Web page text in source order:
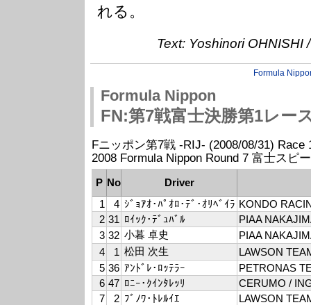
れる。
Text: Yoshinori OHNISHI
Formula
Formula Nippon
FN:第7戦富士決勝第1レー
Fニッポン第7戦 -RIJ- (2008/08/31) Race
2008 Formula Nippon Round 7 富士スピ
P No
Driver
1
4 ｼﾞｮｱｵ･ﾊﾟｵﾛ･ﾃﾞ･ｵﾘﾍﾞｲﾗ KONDO
2 31 ﾛｲｯｸ･ﾃﾞｭﾊﾞﾙ
PIAA
3 32 小暮 卓史
PIAA
4
1 松田 次生
LAWSON
5 36 ｱﾝﾄﾞﾚ･ﾛｯﾃﾗｰ
PETRONAS
6 47 ﾛﾆｰ･ｸｲﾝﾀﾚｯﾘ
CERUMO /
7
2 ﾌﾞﾉﾜ･ﾄﾚﾙｲｴ
LAWSON